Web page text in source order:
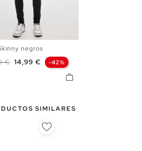
40 42
negros
base
€ Precio
14,99 € -42%
SIMILARES